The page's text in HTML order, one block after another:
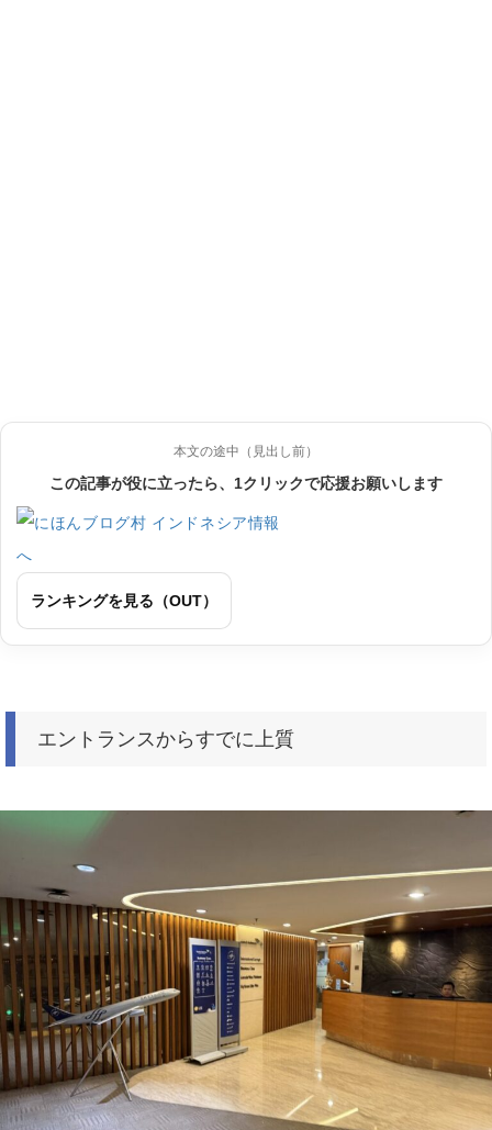
本文の途中（見出し前）
この記事が役に立ったら、1クリックで応援お願いします
ランキングを見る（OUT）
エントランスからすでに上質